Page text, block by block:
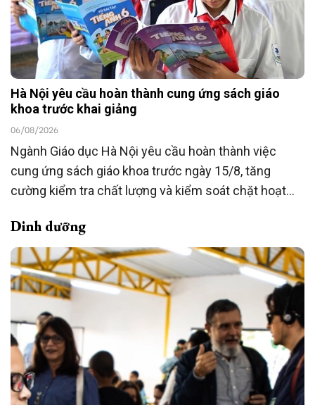
Hà Nội yêu cầu hoàn thành cung ứng sách giáo
khoa trước khai giảng
06/08/2026
Ngành Giáo dục Hà Nội yêu cầu hoàn thành việc
cung ứng sách giáo khoa trước ngày 15/8, tăng
cường kiểm tra chất lượng và kiểm soát chặt hoạt
trước khi bước vào năm học mới 2026-2027.
Dinh dưỡng